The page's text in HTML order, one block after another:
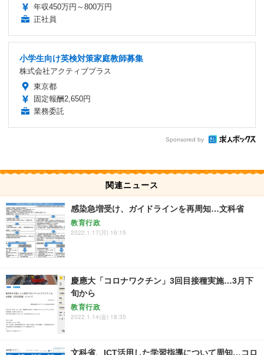
年収450万円～800万円
正社員
小学生向け英検対策家庭教師募集
株式会社アクティブプラス
東京都
固定報酬2,650円
業務委託
Sponsored by
関連ニュース
感染急増受け、ガイドラインを再周知…文科省
教育行政
2022.1.17(月) 16:15
慶應大「コロナワクチン」3回目接種実施…3月下
旬から
教育行政
2022.1.14(金) 18:35
文科省、ICT活用した学習指導について周知…コロ